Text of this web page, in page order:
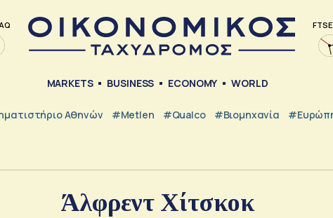
FTSE
MARKETS BUSINESS ECONOMY WORLD
Αθηνών #metlen #Qualco #Βιομηχανία
Άλφρεντ Χίτσκοκ